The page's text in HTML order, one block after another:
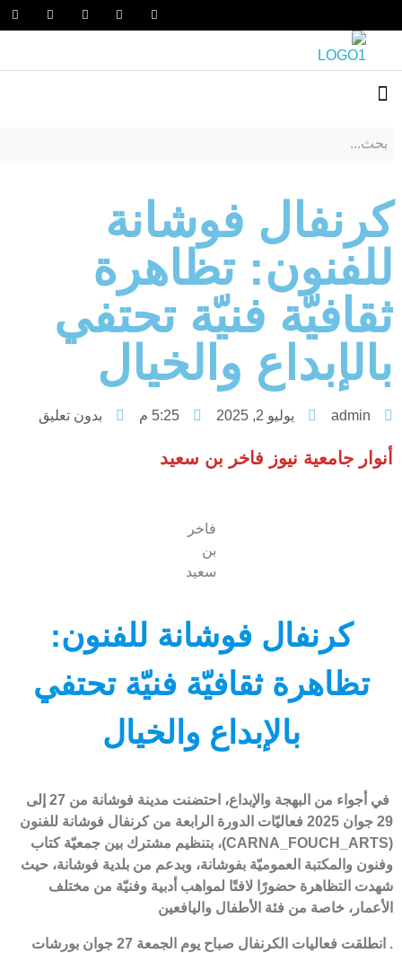
كرنفال فوشانة
للفنون: تظاهرة
ثقافيّة فنيّة تحتفي
بالإبداع والخيال
admin يوليو 2, 2025 5:25 م بدون تعليق
أنوار جامعية نيوز فاخر بن سعيد
فاخر
بن
سعيد
كرنفال فوشانة للفنون:
تظاهرة ثقافيّة فنيّة تحتفي
بالإبداع والخيال
في أجواء من البهجة والإبداع، احتضنت مدينة فوشانة من 27 إلى
29 جوان 2025 فعاليّات الدورة الرابعة من كرنفال فوشانة للفنون
(CARNA_FOUCH_ARTS)، بتنظيم مشترك بين جمعيّة كتاب
وفنون والمكتبة العموميّة بفوشانة، وبدعم من بلدية فوشانة، حيث
شهدت التظاهرة حضورًا لافتًا لمواهب أدبية وفنيّة من مختلف
الأعمار، خاصة من فئة الأطفال واليافعين
. انطلقت فعاليات الكرنفال صباح يوم الجمعة 27 جوان بورشات